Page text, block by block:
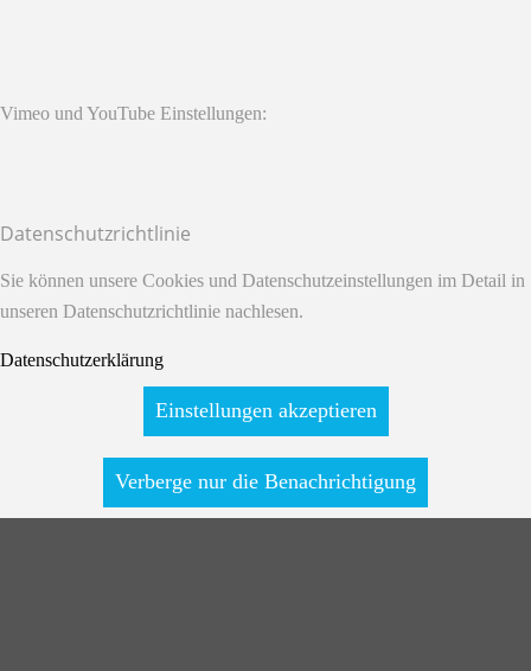
Vimeo und YouTube Einstellungen:
Datenschutzrichtlinie
Sie können unsere Cookies und Datenschutzeinstellungen im Detail in
unseren Datenschutzrichtlinie nachlesen.
Datenschutzerklärung
Einstellungen akzeptieren
Verberge nur die Benachrichtigung